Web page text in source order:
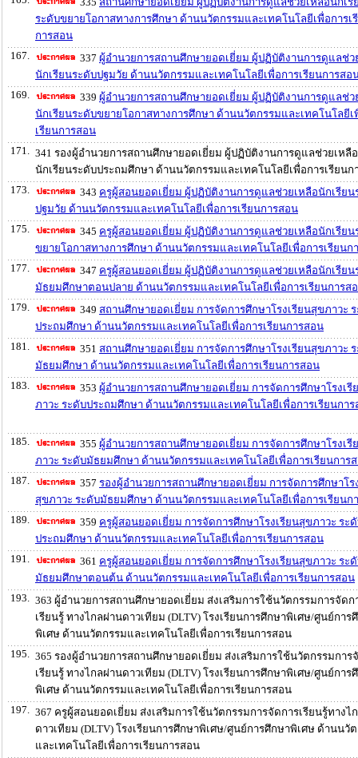
ระดับขยายโอกาสทางการศึกษา ด้านนวัตกรรมและเทคโนโลยีเพื่อการเ
การสอน
167.
337 ผู้อำนวยการสถานศึกษายอดเยี่ยม ผู้ปฏิบัติงานการดูแลช่ว
นักเรียนระดับปฐมวัย ด้านนวัตกรรมและเทคโนโลยีเพื่อการเรียนการสอ
169.
339 ผู้อำนวยการสถานศึกษายอดเยี่ยม ผู้ปฏิบัติงานการดูแลช่ว
นักเรียนระดับขยายโอกาสทางการศึกษา ด้านนวัตกรรมและเทคโนโลยีเ
เรียนการสอน
171.
341 รองผู้อำนวยการสถานศึกษายอดเยี่ยม ผู้ปฏิบัติงานการดูแลช่วยเหลือ
นักเรียนระดับประถมศึกษา ด้านนวัตกรรมและเทคโนโลยีเพื่อการเรียนก
173.
343 ครูผู้สอนยอดเยี่ยม ผู้ปฏิบัติงานการดูแลช่วยเหลือนักเรียน
ปฐมวัย ด้านนวัตกรรมและเทคโนโลยีเพื่อการเรียนการสอน
175.
345 ครูผู้สอนยอดเยี่ยม ผู้ปฏิบัติงานการดูแลช่วยเหลือนักเรียน
ขยายโอกาสทางการศึกษา ด้านนวัตกรรมและเทคโนโลยีเพื่อการเรียนก
177.
347 ครูผู้สอนยอดเยี่ยม ผู้ปฏิบัติงานการดูแลช่วยเหลือนักเรียน
มัธยมศึกษาตอนปลาย ด้านนวัตกรรมและเทคโนโลยีเพื่อการเรียนการส
179.
349 สถานศึกษายอดเยี่ยม การจัดการศึกษาโรงเรียนสุขภาวะ
ประถมศึกษา ด้านนวัตกรรมและเทคโนโลยีเพื่อการเรียนการสอน
181.
351 สถานศึกษายอดเยี่ยม การจัดการศึกษาโรงเรียนสุขภาวะ
มัธยมศึกษา ด้านนวัตกรรมและเทคโนโลยีเพื่อการเรียนการสอน
183.
353 ผู้อำนวยการสถานศึกษายอดเยี่ยม การจัดการศึกษาโรงเรี
ภาวะ ระดับประถมศึกษา ด้านนวัตกรรมและเทคโนโลยีเพื่อการเรียนกา
185. 355 ผู้อำนวยการสถานศึกษายอดเยี่ยม การจัดการศึกษาโรงเรี
ภาวะ ระดับมัธยมศึกษา ด้านนวัตกรรมและเทคโนโลยีเพื่อการเรียนการ
187.
357 รองผู้อำนวยการสถานศึกษายอดเยี่ยม การจัดการศึกษาโร
สุขภาวะ ระดับมัธยมศึกษา ด้านนวัตกรรมและเทคโนโลยีเพื่อการเรียนก
189.
359 ครูผู้สอนยอดเยี่ยม การจัดการศึกษาโรงเรียนสุขภาวะ ระ
ประถมศึกษา ด้านนวัตกรรมและเทคโนโลยีเพื่อการเรียนการสอน
191.
361 ครูผู้สอนยอดเยี่ยม การจัดการศึกษาโรงเรียนสุขภาวะ ระ
มัธยมศึกษาตอนต้น ด้านนวัตกรรมและเทคโนโลยีเพื่อการเรียนการสอน
193.
363 ผู้อำนวยการสถานศึกษายอดเยี่ยม ส่งเสริมการใช้นวัตกรรมการจัดก
เรียนรู้ ทางไกลผ่านดาวเทียม (DLTV) โรงเรียนการศึกษาพิเศษ/ศูนย์การ
พิเศษ ด้านนวัตกรรมและเทคโนโลยีเพื่อการเรียนการสอน
195.
365 รองผู้อำนวยการสถานศึกษายอดเยี่ยม ส่งเสริมการใช้นวัตกรรมการ
เรียนรู้ ทางไกลผ่านดาวเทียม (DLTV) โรงเรียนการศึกษาพิเศษ/ศูนย์การ
พิเศษ ด้านนวัตกรรมและเทคโนโลยีเพื่อการเรียนการสอน
197.
367 ครูผู้สอนยอดเยี่ยม ส่งเสริมการใช้นวัตกรรมการจัดการเรียนรู้ทางไ
ดาวเทียม (DLTV) โรงเรียนการศึกษาพิเศษ/ศูนย์การศึกษาพิเศษ ด้านนวั
และเทคโนโลยีเพื่อการเรียนการสอน